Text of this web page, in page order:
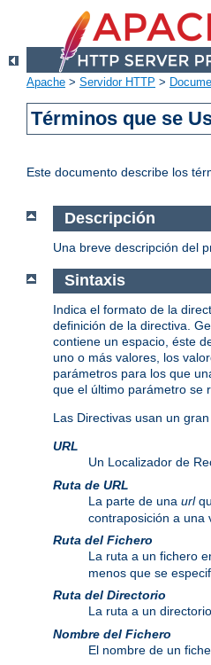
Apache > Servidor HTTP >
Términos que se
Este documento describe los
Descripción
Una breve descripción del
Sintaxis
Indica el formato de la
definición de la directiva.
contiene un espacio, éste
uno o más valores, los
parámetros para los que
que el último parámetro se
Las Directivas usan un
URL
Un Localizador de
Ruta de URL
La parte de una url
contraposición a una
Ruta del Fichero
La ruta a un fichero
menos que se
Ruta del Directorio
La ruta a un
Nombre del Fichero
El nombre de un